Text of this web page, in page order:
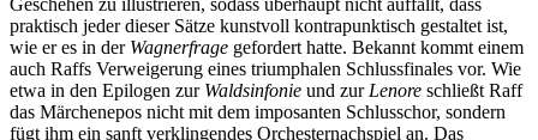
praktisch jeder dieser Sätze kunstvoll kontrapunktisch gestaltet ist,
wie er es in der Wagnerfrage gefordert hatte. Bekannt kommt einem
auch Raffs Verweigerung eines triumphalen Schlussfinales vor. Wie
etwa in den Epilogen zur Waldsinfonie und zur Lenore schließt Raff
das Märchenepos nicht mit dem imposanten Schlusschor, sondern
fügt ihm ein sanft verklingendes Orchesternachspiel an. Das